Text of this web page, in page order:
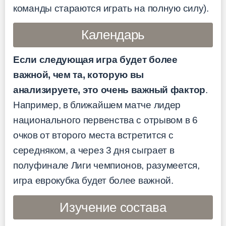
команды стараются играть на полную силу).
Календарь
Если следующая игра будет более
важной, чем та, которую вы
анализируете, это очень важный фактор.
Например, в ближайшем матче лидер
национального первенства с отрывом в 6
очков от второго места встретится с
середняком, а через 3 дня сыграет в
полуфинале Лиги чемпионов, разумеется,
игра еврокубка будет более важной.
Изучение состава